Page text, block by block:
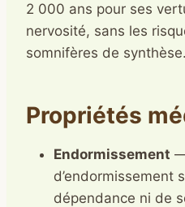
2 000 ans pour ses
nervosité, sans les
somnifères de synthèse.
Propriétés
Endormissement
d’endormissement
dépendance ni de